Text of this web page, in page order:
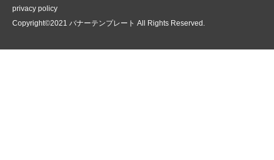
privacy policy
Copyright©2021 バナーテンプレート All Rights Reserved.